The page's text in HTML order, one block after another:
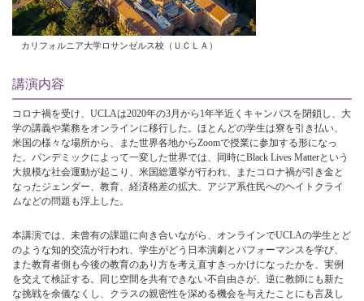
カリフォルニア大学ロサンゼルス校（ＵＣＬＡ）
講演内容
コロナ禍を受け、UCLAは2020年の3月から1年半近くキャンパスを閉鎖し、大
学の講義や業務をオンラインに移行した。ほとんどの学生は寮を引き払い、
米国の様々な場所から、また世界各地からZoomで授業に参加する形になっ
た。パンデミックによって一変した世界では、同時にBlack Lives Matterという
大規模な社会運動が起こり、米国総選挙が行われ、またコロナ禍が引き金と
なったジェンダー、教育、経済格差の拡大、アジア系住民へのヘイトクライ
ムなどの問題も浮上した。
本講演では、未曾有の課題に向き合いながら、オンラインでUCLAの学生とど
のような知的交流が行われ、学生がどう日本演劇とパフォーマンスを学び、
また教育者側も今後の教育のあり方を考え直すきっかけになったかを、実例
を交えて検証する。同じ空間を共有できない不自由さが、逆に教師にも新た
な挑戦を余儀なくし、クラスの親密性を深める機会を与えたことにも言及し